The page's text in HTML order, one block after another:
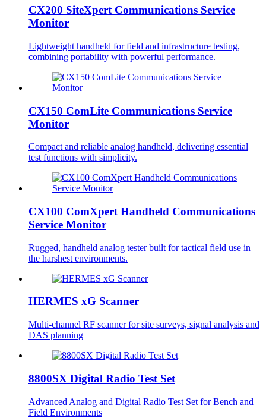
CX200 SiteXpert Communications Service
Monitor
Lightweight handheld for field and infrastructure testing,
combining portability with powerful performance.
CX150 ComLite Communications Service
Monitor
Compact and reliable analog handheld, delivering essential
test functions with simplicity.
CX100 ComXpert Handheld Communications
Service Monitor
Rugged, handheld analog tester built for tactical field use in
the harshest environments.
HERMES xG Scanner
Multi-channel RF scanner for site surveys, signal analysis and
DAS planning
8800SX Digital Radio Test Set
Advanced Analog and Digital Radio Test Set for Bench and
Field Environments